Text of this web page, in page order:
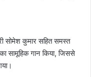
सोमेश कुमार सहित समस्त
सामूहिक गान किया, जिससे